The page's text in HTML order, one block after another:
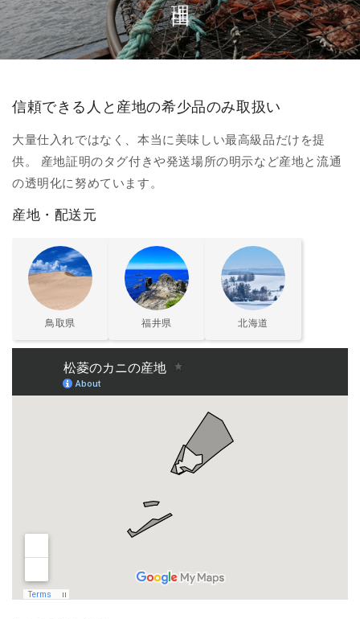
信頼できる人と産地の希少品のみ取扱い
大量仕入れではなく、本当に美味しい最高級品だけを提
供。 産地証明のタグ付きや発送場所の明示など産地と流通
の透明化に努めています。
産地・配送元
鳥取県 福井県 北海道